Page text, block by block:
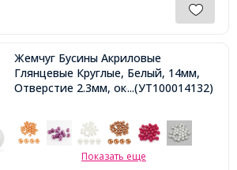
Жемчуг Бусины Акриловые
Глянцевые Круглые, Белый, 14мм,
Отверстие 2.3мм, около 18шт/25г,
...(УТ100014132)
Показать еще